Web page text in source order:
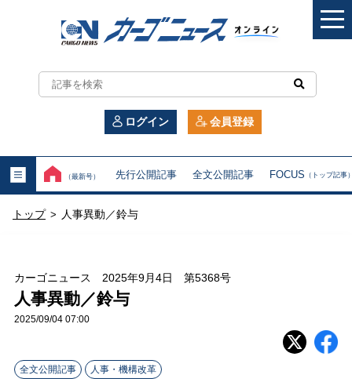
カ
ー
ニ
ュ
オ
ン
ラ
ログイン 会員登録
（最新号） 先行公開記事 全文公開記事 FOCUS （トップ記事
トップ > 人事異動／鈴与
カーゴニュース 2025年9月4日 第5368号
人事異動／鈴与
2025/09/04 07:00
全文公開記事 人事・機構改革